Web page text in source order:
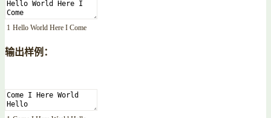
1 Hello World Here I Come
输出样例：